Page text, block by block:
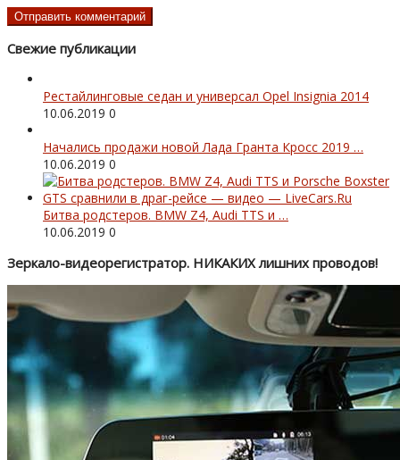
Свежие публикации
Рестайлинговые седан и универсал Opel Insignia 2014
10.06.2019 0
Начались продажи новой Лада Гранта Кросс 2019 …
10.06.2019 0
Битва родстеров. BMW Z4, Audi TTS и …
10.06.2019 0
Зеркало-видеорегистратор. НИКАКИХ лишних проводов!